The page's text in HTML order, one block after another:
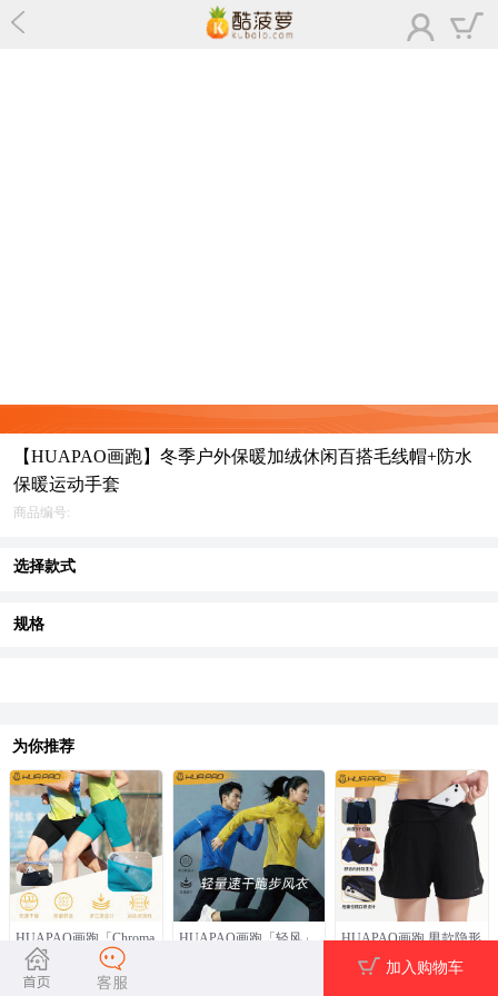
【HUAPAO画跑】冬季户外保暖加绒休闲百搭毛线帽+防水
保暖运动手套
商品编号:
选择款式
规格
为你推荐
HUAPAO画跑「Chroma
酷迈系列」5分运动压缩
裤
279.0 ￥659.0
HUAPAO画跑「轻风」
HUAPAO画跑 男款隐形
腰包设计专业运动速干
短裤（送专业跑步袜）
159.0
加入购物车